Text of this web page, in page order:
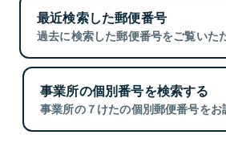
最近検索した郵便番号
過去に検索した郵便番号をご覧いた
事業所の個別番号を検索する
事業所の７けたの個別郵便番号をお